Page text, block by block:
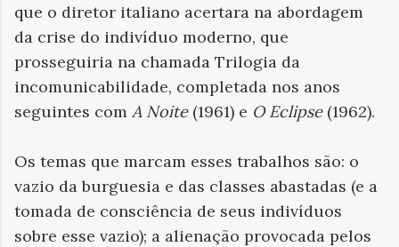
que o diretor italiano acertara na abordagem
da crise do indivíduo moderno, que
prosseguiria na chamada Trilogia da
incomunicabilidade, completada nos anos
seguintes com A Noite(1961) e O Eclipse(1962).
Os temas que marcam esses trabalhos são: o
vazio da burguesia e das classes abastadas (e a
tomada de consciência de seus indivíduos
sobre esse vazio); a alienação provocada pelos